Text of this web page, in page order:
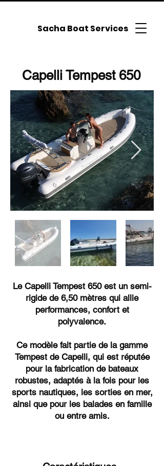
Sacha Boat Services
Capelli Tempest 650
Le Capelli Tempest 650 est un semi-
rigide de 6,50 mètres qui allie
performances, confort et
polyvalence.
Ce modèle fait partie de la gamme
Tempest de Capelli, qui est réputée
pour la fabrication de bateaux
robustes, adaptés à la fois pour les
sports nautiques, les sorties en mer,
ainsi que pour les balades en famille
ou entre amis.